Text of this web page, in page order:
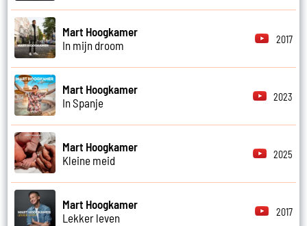
Mart Hoogkamer
In mijn droom
2017
Mart Hoogkamer
In Spanje
2023
Mart Hoogkamer
Kleine meid
2025
Mart Hoogkamer
Lekker leven
2017